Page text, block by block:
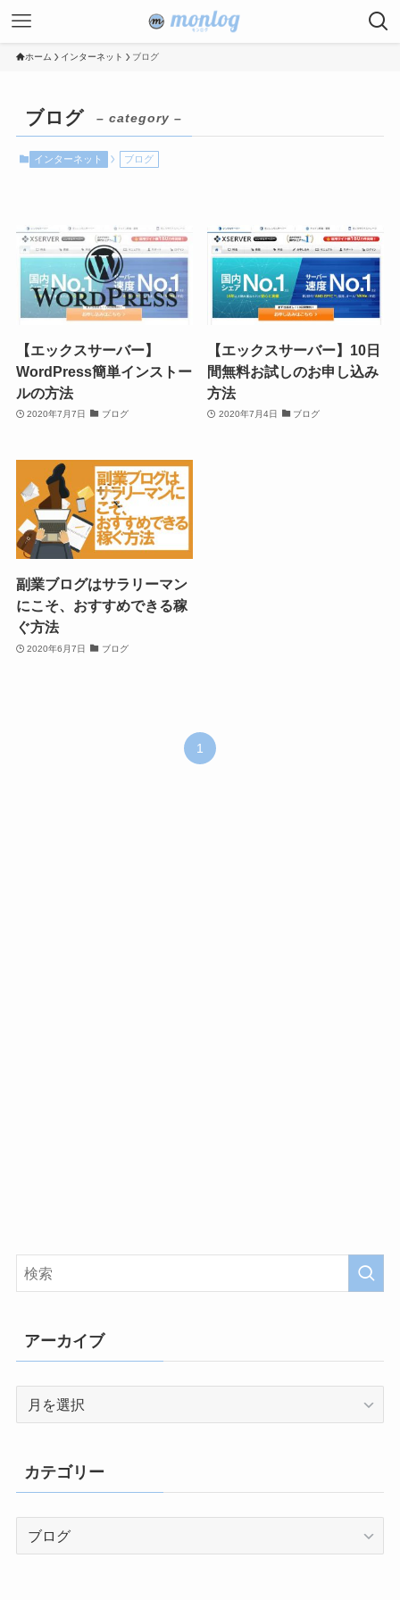
ホーム インターネット ブログ
ブログ – category –
インターネット ブログ
【エックスサーバー】
WordPress簡単インストー
ルの方法
2020年7月7日 ブログ
【エックスサーバー】10日
間無料お試しのお申し込み
方法
2020年7月4日 ブログ
副業ブログはサラリーマン
にこそ、おすすめできる稼
ぐ方法
2020年6月7日 ブログ
1
アーカイブ
ブ
カテゴリー